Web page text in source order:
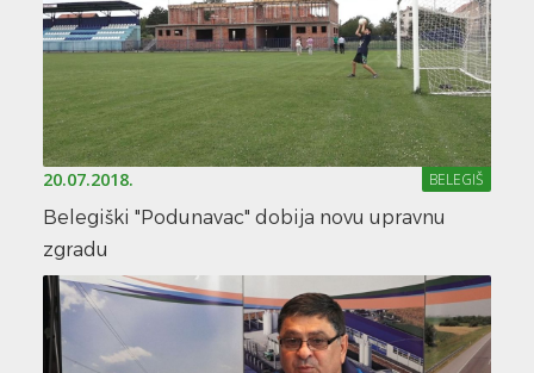
20.07.2018. BELEGIŠ
Belegiški "Podunavac" dobija novu upravnu
zgradu